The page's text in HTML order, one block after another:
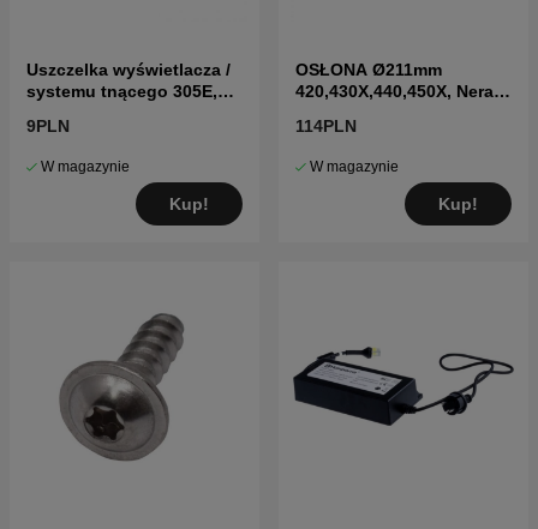
Uszczelka wyświetlacza /
systemu tnącego 305E,
450X czarna
9PLN
W magazynie
Kup!
OSŁONA Ø211mm
420,430X,440,450X, Nera
114PLN
W magazynie
Kup!